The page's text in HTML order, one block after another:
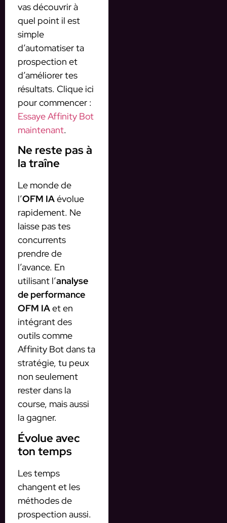
vas découvrir à
quel point il est
simple
d’automatiser ta
prospection et
d’améliorer tes
résultats. Clique ici
pour commencer :
Essaye Affinity Bot
maintenant.
Ne reste pas à
la traîne
Le monde de
l’OFM IAévolue
rapidement. Ne
laisse pas tes
concurrents
prendre de
l’avance. En
utilisant l’analyse
de performance
OFM IAet en
intégrant des
outils comme
Affinity Bot dans ta
stratégie, tu peux
non seulement
rester dans la
course, mais aussi
la gagner.
Évolue avec
ton temps
Les temps
changent et les
méthodes de
prospection aussi.